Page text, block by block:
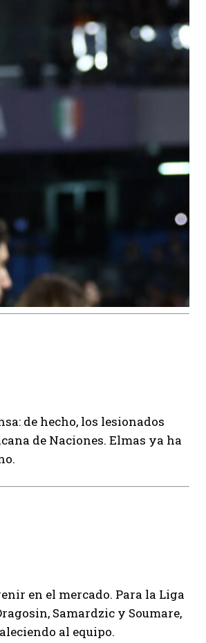
de hecho, los lesionados
de Naciones. Elmas ya ha
en el mercado. Para la Liga
Samardzic y Soumare,
al equipo.